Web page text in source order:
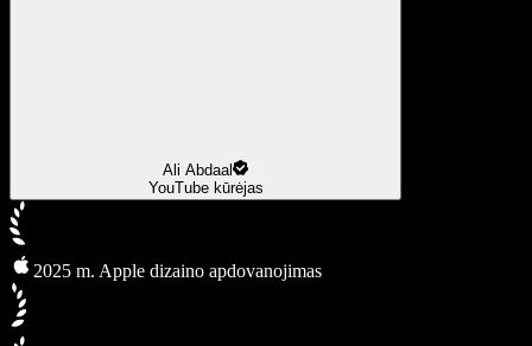
Ali Abdaal
YouTube kūrėjas
2025 m. Apple dizaino apdovanojimas